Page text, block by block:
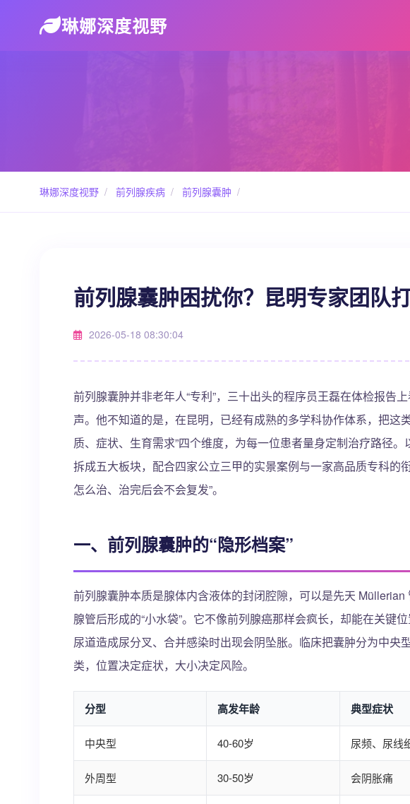
琳娜深度视野
琳娜深度视野 / 前列腺疾病 / 前列腺囊肿 /
前列腺囊肿困扰你？昆明专家团队
2026-05-18 08:30:04
前列腺囊肿并非老年人“专利”，三十出头的程序员王磊在体检报告
声。他不知道的是，在昆明，已经有成熟的多学科协作体系，把这
质、症状、生育需求”四个维度，为每一位患者量身定制治疗路径
拆成五大板块，配合四家公立三甲的实景案例与一家高品质专科的
怎么治、治完后会不会复发”。
一、前列腺囊肿的“隐形档案”
前列腺囊肿本质是腺体内含液体的封闭腔隙，可以是先天
腺管后形成的“小水袋”。它不像前列腺癌那样会疯长，却能在关键
尿道造成尿分叉、合并感染时出现会阴坠胀。临床把囊肿分为中央
类，位置决定症状，大小决定风险。
分型 高发年龄 典型症状
中央型 40-60岁 尿频、尿线
外周型 30-50岁 会阴胀痛